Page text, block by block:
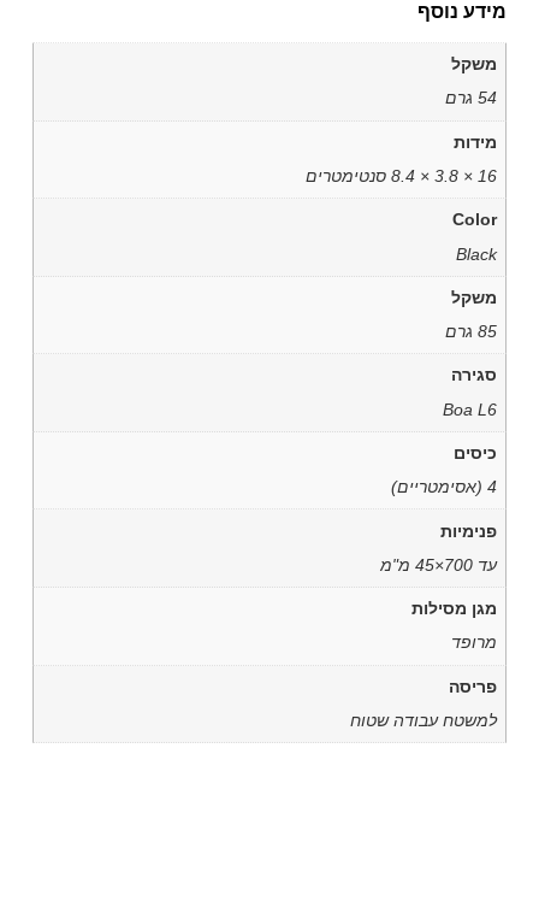
מידע נוסף
משקל
54 גרם
מידות
16 × 3.8 × 8.4 סנטימטרים
Color
Black
משקל
85 גרם
סגירה
Boa L6
כיסים
4 (אסימטריים)
פנימיות
עד 700×45 מ"מ
מגן מסילות
מרופד
פריסה
למשטח עבודה שטוח